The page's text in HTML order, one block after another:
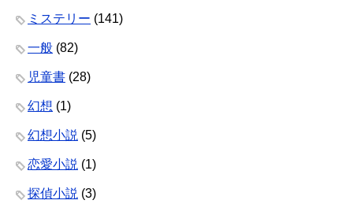
ミステリー (141)
一般 (82)
児童書 (28)
幻想 (1)
幻想小説 (5)
恋愛小説 (1)
探偵小説 (3)